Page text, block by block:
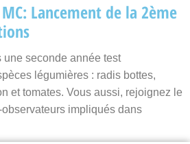
Lancement de la 2ème
une seconde année test
légumières : radis bottes,
et tomates. Vous aussi, rejoignez le
impliqués dans